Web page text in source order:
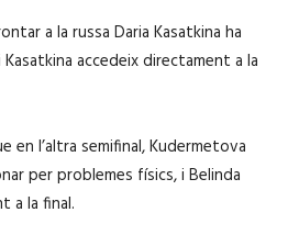
a la russa Daria Kasatkina ha
accedeix directament a la
en l’altra semifinal, Kudermetova
per problemes físics, i Belinda
a la final.